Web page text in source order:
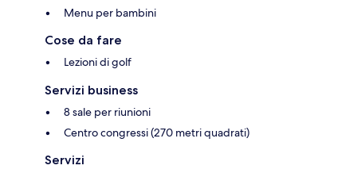
Menu per bambini
Cose da fare
Lezioni di golf
Servizi business
8 sale per riunioni
Centro congressi (270 metri quadrati)
Servizi